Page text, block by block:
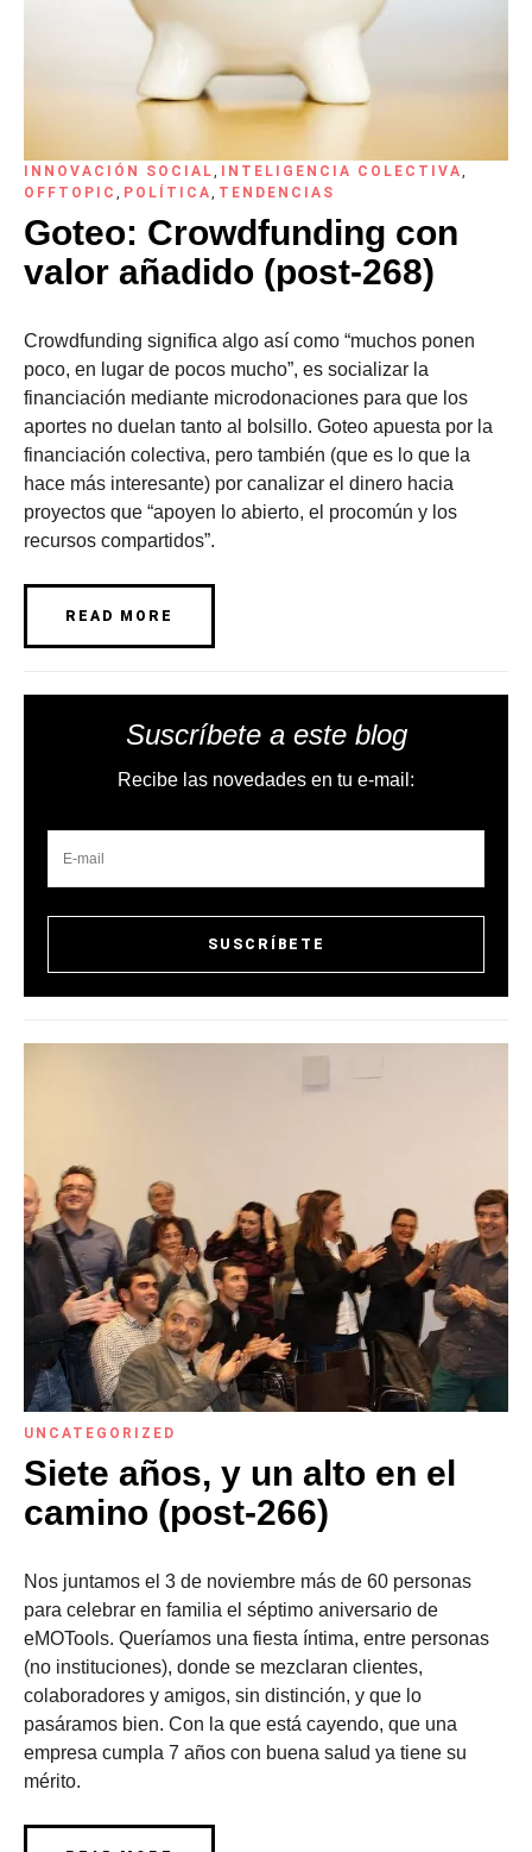
INNOVACIÓN SOCIAL, INTELIGENCIA COLECTIVA,
OFFTOPIC , POLÍTICA, TENDENCIAS
Goteo: Crowdfunding con
valor añadido (post-268)
Crowdfunding significa algo así como “muchos ponen
poco, en lugar de pocos mucho”, es socializar la
financiación mediante microdonaciones para que los
aportes no duelan tanto al bolsillo. Goteo apuesta por la
financiación colectiva, pero también (que es lo que la
hace más interesante) por canalizar el dinero hacia
proyectos que “apoyen lo abierto, el procomún y los
recursos compartidos”.
READ MORE
Suscríbete a este blog
Recibe las novedades en tu e-mail:
UNCATEGORIZED
Siete años, y un alto en el
camino (post-266)
Nos juntamos el 3 de noviembre más de 60 personas
para celebrar en familia el séptimo aniversario de
eMOTools. Queríamos una fiesta íntima, entre personas
(no instituciones), donde se mezclaran clientes,
colaboradores y amigos, sin distinción, y que lo
pasáramos bien. Con la que está cayendo, que una
empresa cumpla 7 años con buena salud ya tiene su
mérito.